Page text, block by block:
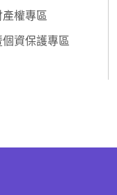
權專區
資保護專區